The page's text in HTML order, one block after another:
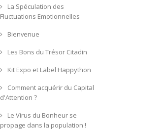
La Spéculation des
Fluctuations Emotionnelles
Bienvenue
Les Bons du Trésor Citadin
Kit Expo et Label Happython
Comment acquérir du Capital
d'Attention ?
Le Virus du Bonheur se
propage dans la population !